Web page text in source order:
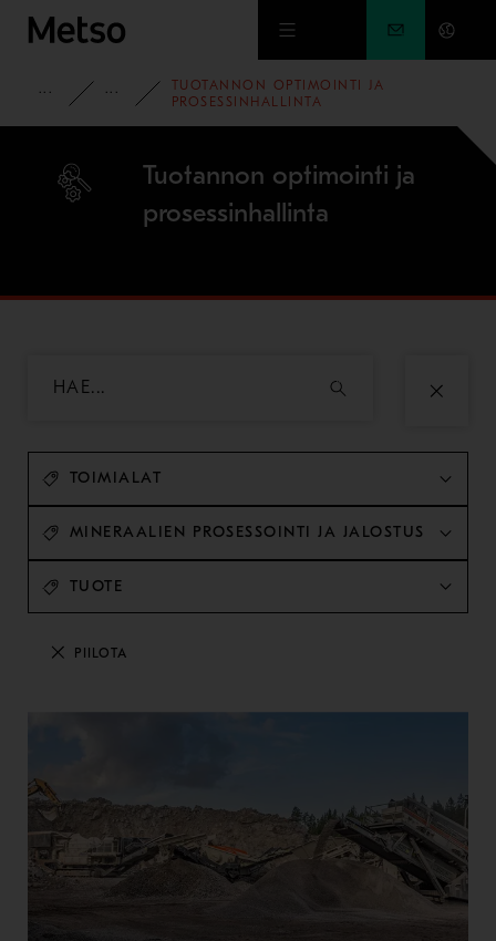
Siirry pääsisältöön
TUOTTEET JA PALVELUT
PALVELUT
TUOTANNON OPTIMOINTI JA
PROSESSINHALLINTA
Tuotannon optimointi ja
prosessinhallinta
PIILOTA
TOIMIALAT
MINERAALIEN PROSESSOINTI JA JALOSTUS
TUOTE